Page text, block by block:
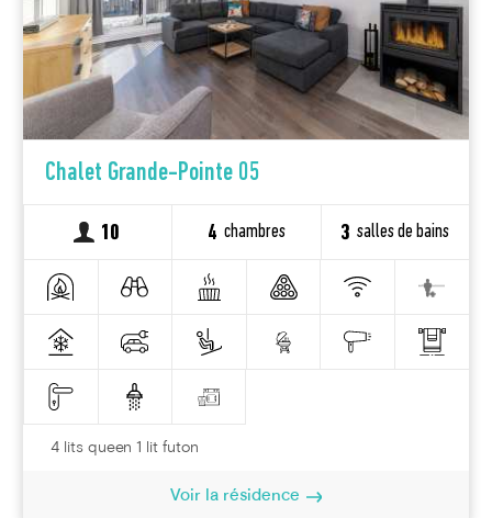
Chalet Grande-Pointe 05
10 4 chambres 3 salles de bains
4 lits queen 1 lit futon
Voir la résidence